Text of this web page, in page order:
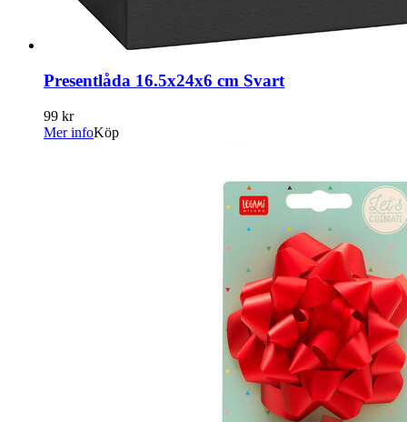
Presentlåda 16.5x24x6 cm Svart
99 kr
Mer infoKöp